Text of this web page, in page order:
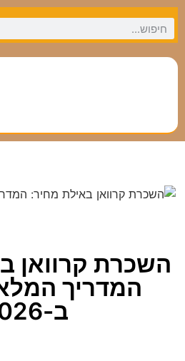
השכרת קרוואן
המדריך
ב-2026